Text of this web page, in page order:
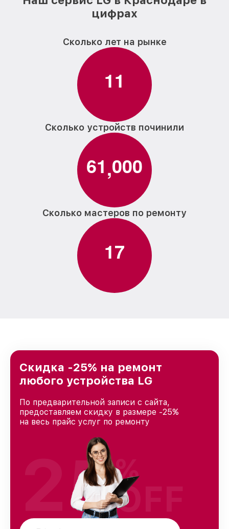
цифрах
Сколько лет на рынке
11
Сколько устройств починили
61,000
Сколько мастеров по ремонту
17
Скидка -25% на ремонт
любого устройства LG
По предварительной записи с сайта,
предоставляем скидку в размере -25%
на весь прайс услуг по ремонту
25%
OFF